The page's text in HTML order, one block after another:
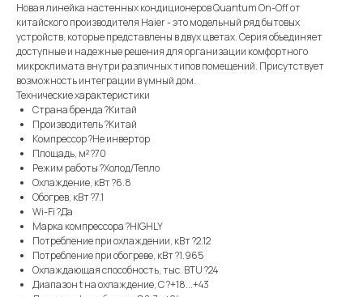
Новая линейка настенных кондиционеров Quantum On-Off от
китайского производителя Haier - это модельный ряд бытовых
устройств, которые представлены в двух цветах. Серия объединяет
доступные и надежные решения для организации комфортного
микроклимата внутри различных типов помещений. Присутствует
возможность интеграции в умный дом.
Технические характеристики
Страна бренда ?Китай
Производитель ?Китай
Компрессор ?Не инвертор
Площадь, м² ?70
Режим работы ?Холод/Тепло
Охлаждение, кВт ?6.8
Обогрев, кВт ?7.1
Wi-Fi ?Да
Марка компрессора ?HIGHLY
Потребление при охлаждении, кВт ?2.12
Потребление при обогреве, кВт ?1.965
Охлаждающая способность, тыс. BTU ?24
Диапазон t на охлаждение, С ?+18...+43